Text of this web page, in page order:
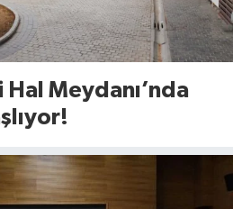
Hal Meydanı’nda